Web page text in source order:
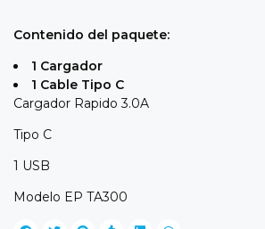
Contenido del paquete:
1 Cargador
1 Cable Tipo C
Cargador Rapido 3.0A
Tipo C
1 USB
Modelo EP TA300